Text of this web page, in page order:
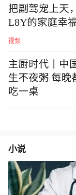
把副驾宠上天
L8Y的家庭幸
视频
主厨时代丨中
生不夜粥 每晚
吃一桌
小说